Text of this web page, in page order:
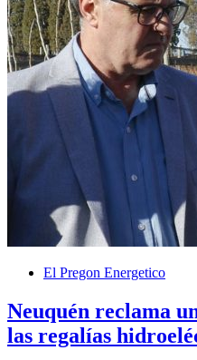
El Pregon Energetico
Neuquén reclama
las regalías